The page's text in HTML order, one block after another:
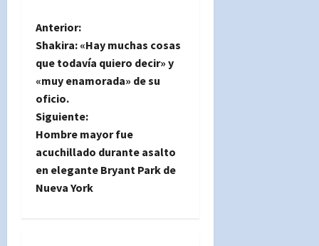
N
a
v
e
g
a
Anterior:
Shakira: «Hay muchas cosas
que todavía quiero decir» y
«muy enamorada» de su
oficio.
Siguiente:
Hombre mayor fue
acuchillado durante asalto
en elegante Bryant Park de
Nueva York